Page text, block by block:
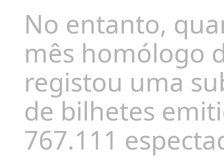
No entanto,
mês homólogo
registou uma
de bilhetes
767.111